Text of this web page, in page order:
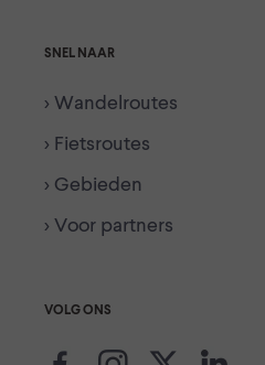
SNEL NAAR
> Wandelroutes
> Fietsroutes
> Gebieden
> Voor partners
VOLG ONS